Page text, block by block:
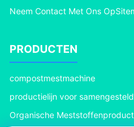
Neem Contact Met Ons Op
PRODUCTEN
compostmestmachine
productielijn voor
Organische